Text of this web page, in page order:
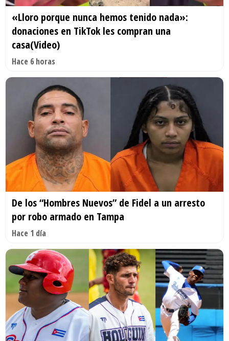
«Lloro porque nunca hemos tenido nada»:
donaciones en TikTok les compran una
casa(Video)
Hace 6 horas
De los “Hombres Nuevos” de Fidel a un arresto
por robo armado en Tampa
Hace 1 día